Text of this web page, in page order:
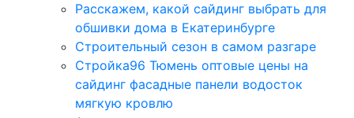
Расскажем, какой сайдинг выбрать для
обшивки дома в Екатеринбурге
Строительный сезон в самом разгаре
Стройка96 Тюмень оптовые цены на
сайдинг фасадные панели водосток
мягкую кровлю